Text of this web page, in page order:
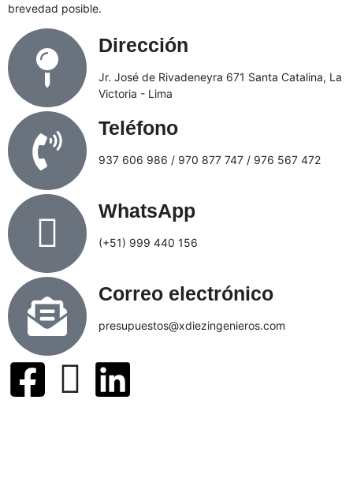
brevedad posible.
Dirección
Jr. José de Rivadeneyra 671 Santa Catalina, La
Victoria - Lima
Teléfono
937 606 986 / 970 877 747 / 976 567 472
WhatsApp
(+51) 999 440 156
Correo electrónico
presupuestos@xdiezingenieros.com